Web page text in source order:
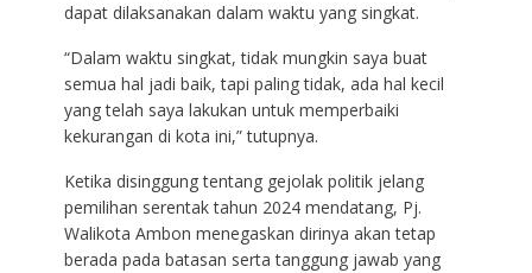
dapat dilaksanakan dalam waktu yang singkat.
“Dalam waktu singkat, tidak mungkin saya buat
semua hal jadi baik, tapi paling tidak, ada hal kecil
yang telah saya lakukan untuk memperbaiki
kekurangan di kota ini,” tutupnya.
Ketika disinggung tentang gejolak politik jelang
pemilihan serentak tahun 2024 mendatang, Pj.
Walikota Ambon menegaskan dirinya akan tetap
berada pada batasan serta tanggung jawab yang